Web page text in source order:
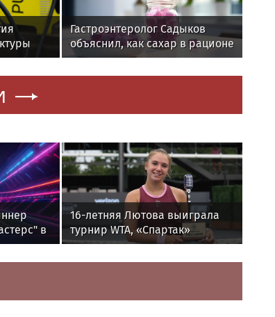
Гастроэнтеролог Садыков
объяснил, как сахар в рационе
ускоряет изнашивание тканей
в
16-летняя Лютова выиграла
турнир WTA, «Спартак»
победил «Ахмат» в РПЛ.